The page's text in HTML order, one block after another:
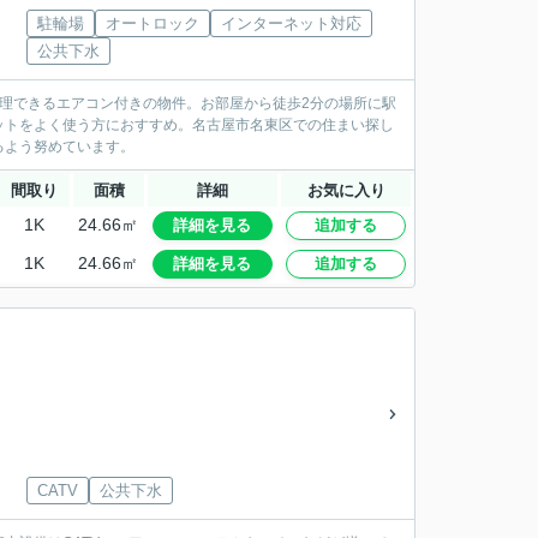
駐輪場 オートロック
インターネット対応
公共下水
できるエアコン付きの物件。お部屋から徒歩2分の場所に駅
をよく使う方におすすめ。名古屋市名東区での住まい探し
う努めています。
間取り 面積 詳細 お気に入り
1K 24.66㎡ 詳細を見る 追加する
1K 24.66㎡ 詳細を見る 追加する
CATV 公共下水